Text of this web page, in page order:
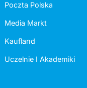
Poczta Polska
Media Markt
Kaufland
Uczelnie I Akademiki